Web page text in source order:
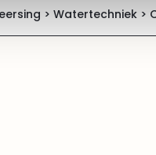
> Watertechniek >